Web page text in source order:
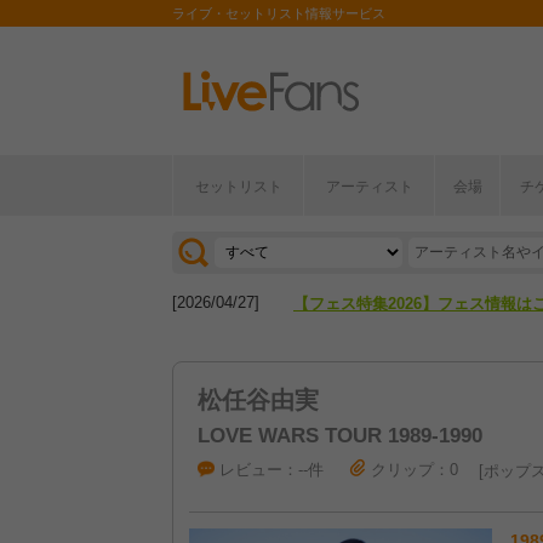
ライブ・セットリスト情報サービス
セットリスト アーティスト 会場 チ
[2026/07/28] 【ライブ動員ランキング】2026年
[2026/04/27] 【フェス特集2026】フェス情報は
松任谷由実
LOVE WARS TOUR 1989-1990
レビュー：--件 クリップ：0 ポップ